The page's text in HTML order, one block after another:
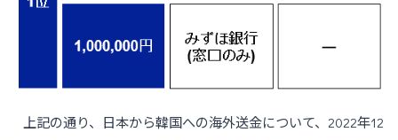
上記の通り、日本から韓国への海外送金について、2022年12